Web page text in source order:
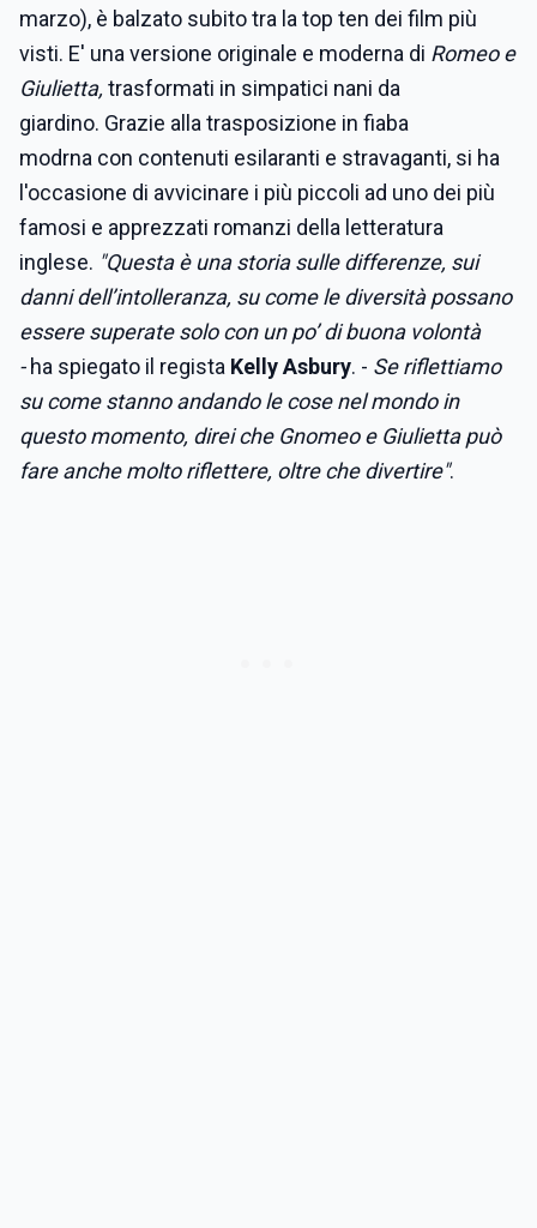
marzo), è balzato subito tra la top ten dei film più
visti. E' una versione originale e moderna di Romeo e
Giulietta, trasformati in simpatici nani da
giardino. Grazie alla trasposizione in fiaba
modrna con contenuti esilaranti e stravaganti, si ha
l'occasione di avvicinare i più piccoli ad uno dei più
famosi e apprezzati romanzi della letteratura
inglese. "Questa è una storia sulle differenze, sui
danni dell’intolleranza, su come le diversità possano
essere superate solo con un po’ di buona volontà
- ha spiegato il regista Kelly Asbury. - Se riflettiamo
su come stanno andando le cose nel mondo in
questo momento, direi che Gnomeo e Giulietta può
fare anche molto riflettere, oltre che divertire".